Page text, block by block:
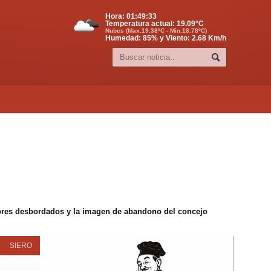
Hora: 01:49:34
Temperatura actual: 19.09°C
Nubes (Max.19.38ºC - Min.18.78ºC)
Humedad: 85% y Viento: 2.68 Km/h
desbordados y la imagen de abandono del concejo
SIERO